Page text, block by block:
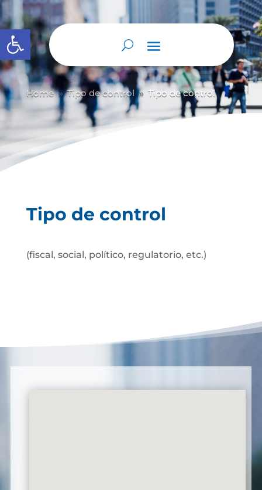
Abrir barra de herramientas
Home 9 Tipo de control 9 Tipo de control
Tipo de control
(fiscal, social, político, regulatorio, etc.)